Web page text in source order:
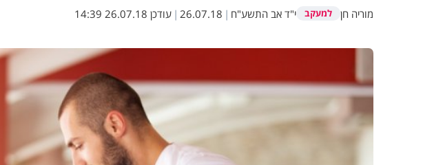
מוריה חן למעקב י"ד אב התשע"ח |
26.07.18
| עודכן 26.07.18 14:39